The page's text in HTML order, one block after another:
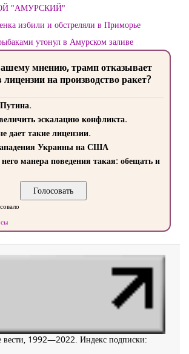
"АМУРСКИЙ"
избили и обстреляли в Приморье
утонул в Амурском заливе
мнению, трамп отказывает
на производство ракет?
эскалацию конфликта.
дает такие лицензии.
Украины на США
манера поведения такая: обещать и
вести, 1992—2022. Индекс подписки: